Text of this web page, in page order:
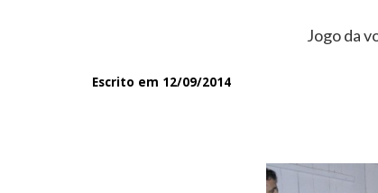
Jogo da
Escrito em 12/09/2014